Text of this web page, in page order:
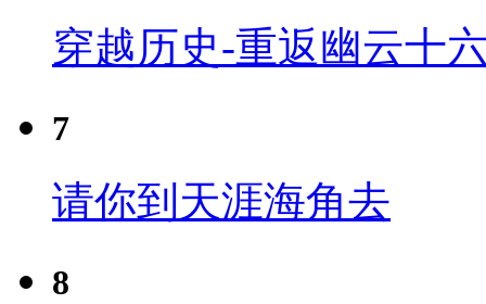
穿越历史-重返幽云十
7
请你到天涯海角去
8